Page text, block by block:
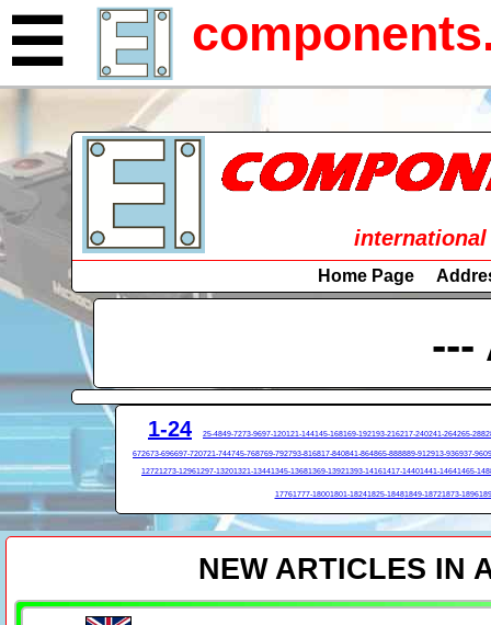
☰
Home Page
---
1-24 25-4849-7273-9697-120121-144145-168169-192193-216217-240241-264265-288
672673-696697-720721-744745-768769-792793-816817-840841-864865-888889-912913-936937-960
12721273-12961297-13201321-13441345-13681369-13921393-14161417-14401441-14641465-
17761777-18001801-18241825-18481849-18721873-1896
NEW ARTICLES IN